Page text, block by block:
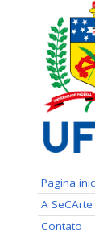
Pagina
A SeCArte
Contato